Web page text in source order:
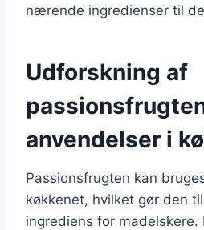
nærende ingredienser til
Udforskning af
anvendelser i
Passionsfrugten kan
køkkenet, hvilket gør den
ingrediens for madelskere.